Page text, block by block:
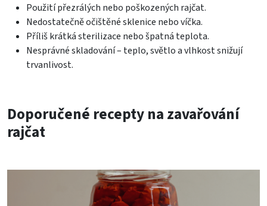
Použití přezrálých nebo poškozených rajčat.
Nedostatečně očištěné sklenice nebo víčka.
Příliš krátká sterilizace nebo špatná teplota.
Nesprávné skladování – teplo, světlo a vlhkost snižují
trvanlivost.
Doporučené recepty na zavařování
rajčat